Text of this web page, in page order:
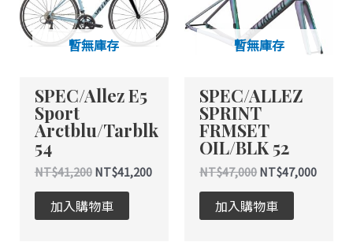
暫無庫存
SPEC/Allez E5
Sport
Arctblu/Tarblk
54
NT$41,200NT$41,200
加入購物車
暫無庫存
SPEC/ALLEZ
SPRINT
FRMSET
OIL/BLK 52
NT$47,000NT$47,000
加入購物車